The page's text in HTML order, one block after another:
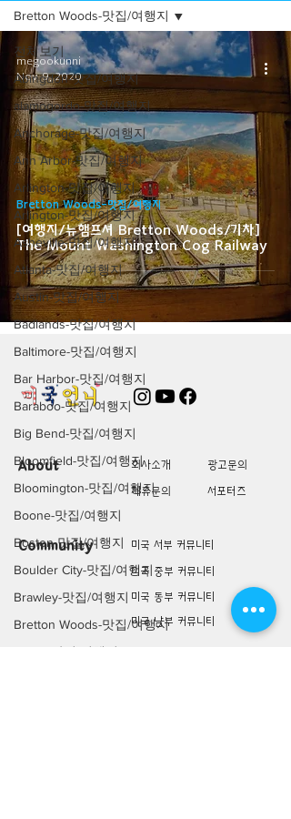
전체보기
Abingdon-맛집/여행지
alamogordo-맛집/여행지
Anchorage-맛집/여행지
Ann Arbor-맛집/여행지
Arlington-맛집/여행지
Arlington-맛집/여행지
Asheville-맛집/여행지
Atlanta-맛집/여행지
Austin-맛집/여행지
Badlands-맛집/여행지
Baltimore-맛집/여행지
Bar Harbor-맛집/여행지
Baraboo-맛집/여행지
Big Bend-맛집/여행지
Bloomfield-맛집/여행지
Bloomington-맛집/여행지
Boone-맛집/여행지
Boston-맛집/여행지
Boulder City-맛집/여행지
Brawley-맛집/여행지
Bretton Woods-맛집/여행지
Bronx-맛집/여행지
Bretton Woods-맛집/여행지
[여행지/뉴햄프셔 Bretton Woods/기차]
The Mount Washington Cog Railway
Bretton Woods-맛집/여행지
megookunni
Nov 9, 2020
About 회사소개
광고문의
제휴문의
서포터즈
Community
미국 서부 커뮤니티
미국 중부 커뮤니티
미국 동부 커뮤니티
미국 남부 커뮤니티